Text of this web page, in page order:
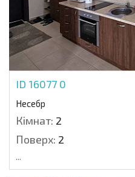
ID 16077 0
Несебр
Кімнат: 2
Поверх: 2
...